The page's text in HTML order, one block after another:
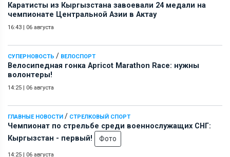
Каратисты из Кыргызстана завоевали 24 медали на
чемпионате Центральной Азии в Актау
16:43 | 06 августа
СУПЕРНОВОСТЬ / ВЕЛОСПОРТ
Велосипедная гонка Apricot Marathon Race: нужны
волонтеры!
14:25 | 06 августа
ГЛАВНЫЕ НОВОСТИ / СТРЕЛКОВЫЙ СПОРТ
Чемпионат по стрельбе среди военнослужащих СНГ:
Кыргызстан - первый!
Фото
14:25 | 06 августа